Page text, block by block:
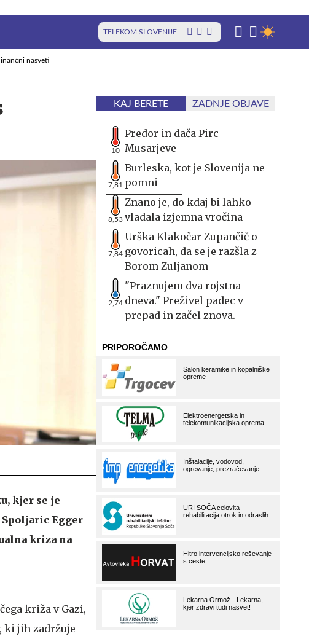
nasveti
TELEKOM SLOVENIJE
kjer se je
Egger
kriza na
križa v Gazi,
ki jih zadržuje
KAJ BERETE ZADNJE OBJAVE
10
Predor in dača Pirc
Musarjeve
7,81
Burleska, kot je Slovenija ne
pomni
8,53
Znano je, do kdaj bi lahko
vladala izjemna vročina
7,84
Urška Klakočar Zupančič o
govoricah, da se je razšla z
Borom Zuljanom
2,74
"Praznujem dva rojstna
dneva." Preživel padec v
prepad in začel znova.